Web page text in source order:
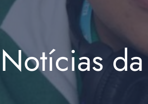
Notícias